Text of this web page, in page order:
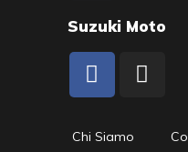
Suzuki Moto
Chi Siamo